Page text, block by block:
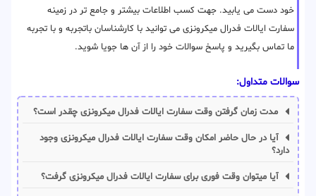
خود دست می یابید. جهت کسب اطلاعات بیشتر و جامع تر در زمینه
سفارت ایالات فدرال میکرونزی می توانید با کارشناسان باتجربه و با تجربه
ما تماس بگیرید و پاسخ سوالات خود را از آن ها جویا شوید.
سوالات متداول:
مدت زمان گرفتن وقت سفارت ایالات فدرال میکرونزی چقدر است؟
آیا در حال حاضر امکان وقت سفارت ایالات فدرال میکرونزی وجود
دارد؟
آیا میتوان وقت فوری برای سفارت ایالات فدرال میکرونزی گرفت؟